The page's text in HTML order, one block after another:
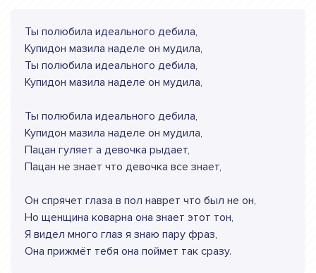
Ты полюбила идеального дебила,
Купидон мазила наделе он мудила,
Ты полюбила идеального дебила,
Купидон мазила наделе он мудила,
Ты полюбила идеального дебила,
Купидон мазила наделе он мудила,
Пацан гуляет а девочка рыдает,
Пацан не знает что девочка все знает,
Он спрячет глаза в пол наврет что был не он,
Но щенщина коварна она знает этот тон,
Я видел много глаз я знаю пару фраз,
Она прижмёт тебя она поймет так сразу.